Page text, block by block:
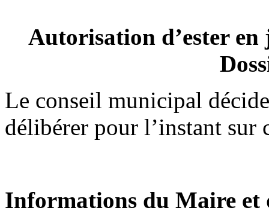
Autorisation d’ester
Le conseil municipal
délibérer pour l’instant sur
Informations du Maire et